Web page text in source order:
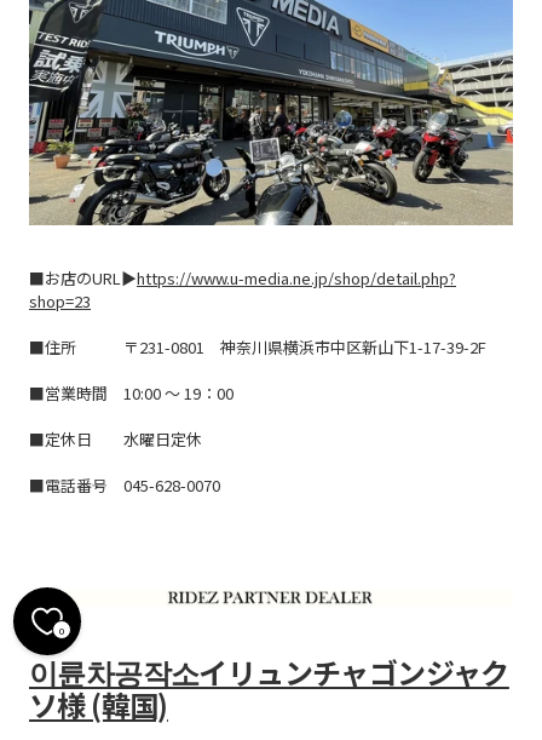
■お店のURL▶https://www.u-media.ne.jp/shop/detail.php?
shop=23
■住所 〒231-0801 神奈川県横浜市中区新山下1-17-39-2F
■営業時間 10:00 ～ 19：00
■定休日 水曜日定休
■電話番号 045-628-0070
이륜차공작소イリュンチャゴンジャク
ソ様 (韓国)
0